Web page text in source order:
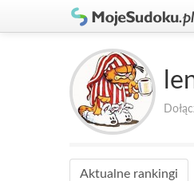
Aktualne rankingi